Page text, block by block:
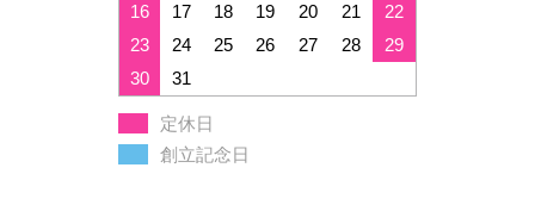
16
17 18 19 20 21
22
23
24 25 26 27 28
29
30
31
定休日
創立記念日